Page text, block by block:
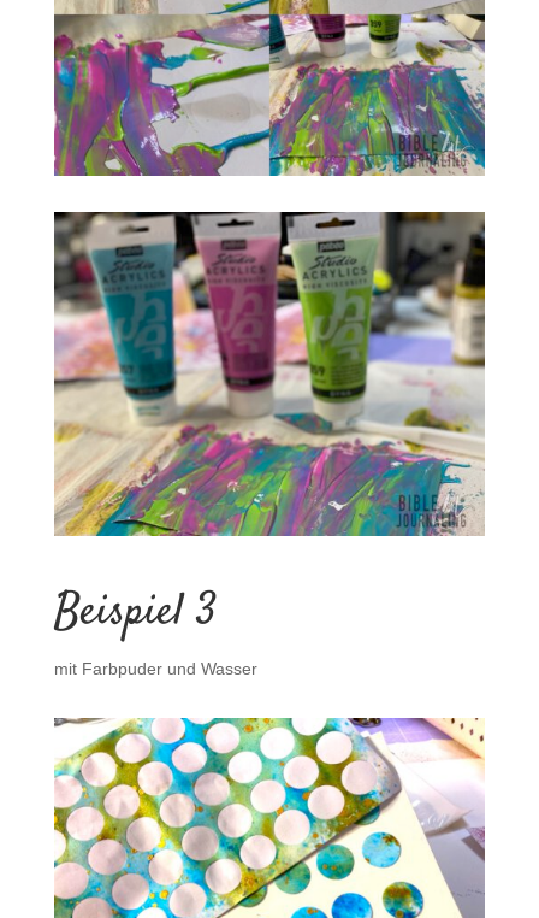
Beispiel 3
mit Farbpuder und Wasser